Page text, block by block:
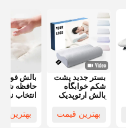
بستر جدید پشت
شکم خوابگاه
بالش ارتوپدیک
ارگونومیک
حافظه بالش
بهترین قیمت
بالش فوم
حافظه
انتخاب
سر
پشت سر
بهترین